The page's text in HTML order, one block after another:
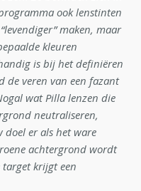
ook lenstinten
maken, maar
kleuren
is bij het definiëren
de veren van een fazant
wat Pilla lenzen die
neutraliseren,
doel er als het ware
achtergrond wordt
krijgt een